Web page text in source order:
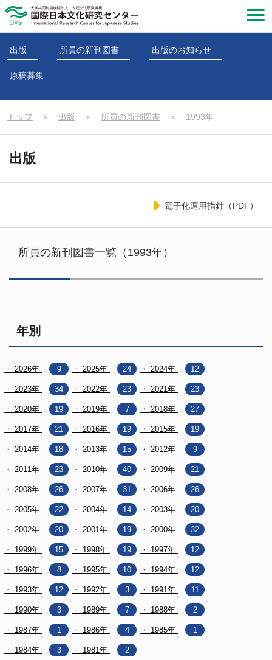
出版 所員の新刊図書 出版のお知らせ
原稿募集
トップ＞ 出版 ＞ 所員の新刊図書 ＞ 1993年
出版
電子化運用指針（PDF）
所員の新刊図書一覧（1993年）
年別
2026年 9 2025年 24 2024年 12
2023年 34 2022年 23 2021年 23
2020年 19 2019年 7 2018年 27
2017年 21 2016年 19 2015年 19
2014年 18 2013年 15 2012年 9
2011年 23 2010年 40 2009年 21
2008年 26 2007年 31 2006年 26
2005年 22 2004年 14 2003年 20
2002年 20 2001年 19 2000年 32
1999年 15 1998年 19 1997年 12
1996年 8 1995年 10 1994年 12
1993年 12 1992年 3 1991年 11
1990年 3 1989年 7 1988年 2
1987年 1 1986年 4 1985年 1
1984年 3 1981年 2